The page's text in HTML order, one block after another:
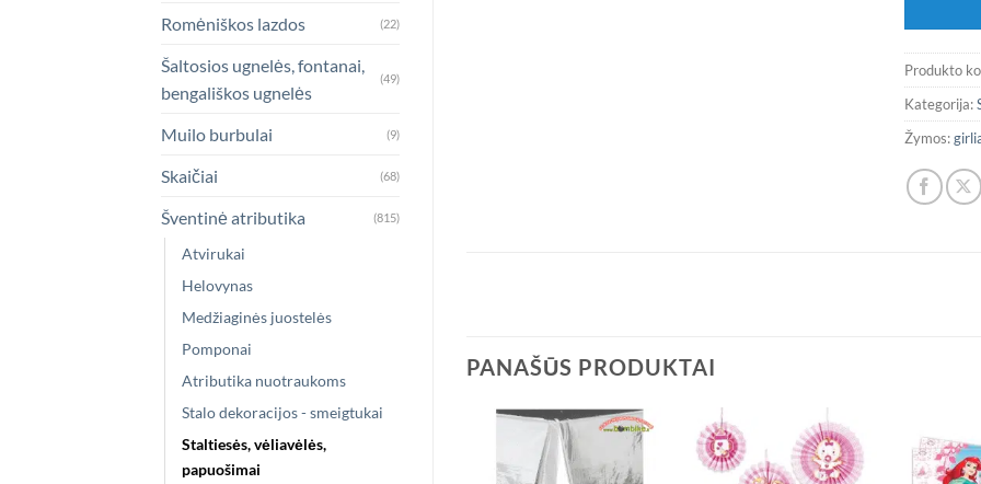
Romėniškos lazdos (22)
Šaltosios ugnelės, fontanai,
bengališkos ugnelės
(49)
Muilo burbulai (9)
Skaičiai (68)
Šventinė atributika (815)
Atvirukai
Helovynas
Medžiaginės juostelės
Pomponai
Atributika nuotraukoms
Stalo dekoracijos - smeigtukai
Staltiesės, vėliavėlės,
papuošimai
Produkto
Kategorija:
Žymos:
PANAŠŪS PRODUKTAI